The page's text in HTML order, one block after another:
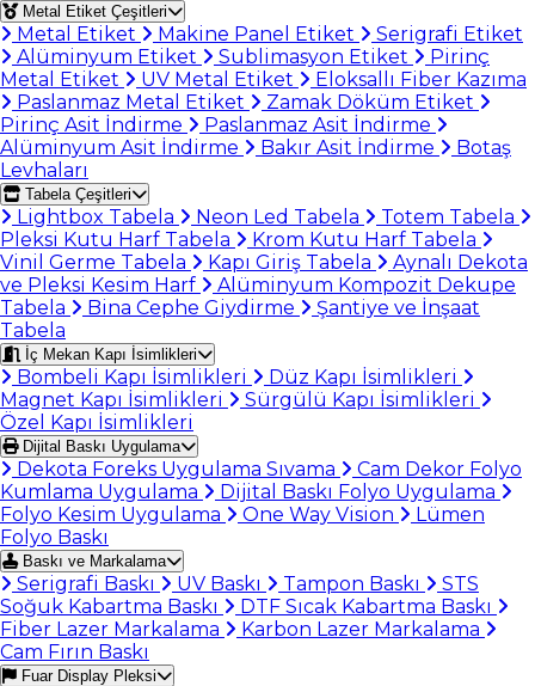
Metal Etiket Çeşitleri
Metal Etiket Makine Panel Etiket
Serigrafi Etiket
Alüminyum Etiket
Sublimasyon Etiket
Pirinç
Metal Etiket
UV Metal Etiket
Eloksallı Fiber Kazıma
Paslanmaz Metal Etiket
Zamak Döküm Etiket
Pirinç Asit İndirme
Paslanmaz Asit İndirme
Alüminyum Asit İndirme
Bakır Asit İndirme
Botaş
Levhaları
Tabela Çeşitleri
Lightbox Tabela Neon Led Tabela
Totem Tabela
Pleksi Kutu Harf Tabela
Krom Kutu Harf Tabela
Vinil Germe Tabela
Kapı Giriş Tabela
Aynalı Dekota
ve Pleksi Kesim Harf
Alüminyum Kompozit Dekupe
Tabela
Bina Cephe Giydirme
Şantiye ve İnşaat
Tabela
İç Mekan Kapı İsimlikleri
Bombeli Kapı İsimlikleri
Düz Kapı İsimlikleri
Magnet Kapı İsimlikleri
Sürgülü Kapı İsimlikleri
Özel Kapı İsimlikleri
Dijital Baskı Uygulama
Dekota Foreks Uygulama Sıvama
Cam Dekor Folyo
Kumlama Uygulama
Dijital Baskı Folyo Uygulama
Folyo Kesim Uygulama
One Way Vision
Lümen
Folyo Baskı
Baskı ve Markalama
Serigrafi Baskı UV Baskı Tampon Baskı
STS
Soğuk Kabartma Baskı
DTF Sıcak Kabartma Baskı
Fiber Lazer Markalama
Karbon Lazer Markalama
Cam Fırın Baskı
Fuar Display Pleksi